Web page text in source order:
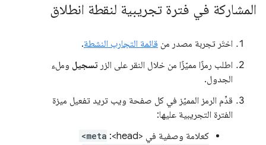
المشاركة في فترة تجريبية لنقطة انطلاق
اختَر تجربة مصدر من قائمة التجارب النشطة.
اطلب رمزًا مميّزًا من خلال النقر على الزر تسجيل وملء
الجدول.
قدِّم الرمز المميّز في كل صفحة ويب تريد تفعيل ميزة
الفترة التجريبية عليها:
كعلامة وصفية في <head>:
<meta